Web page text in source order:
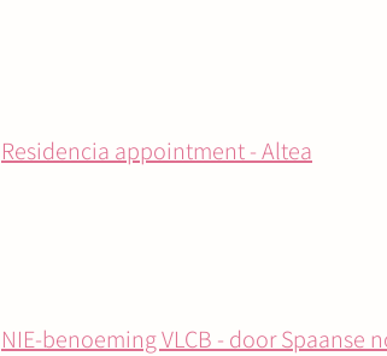
Residencia appointment - Altea
NIE-benoeming VLCB - door Spaanse